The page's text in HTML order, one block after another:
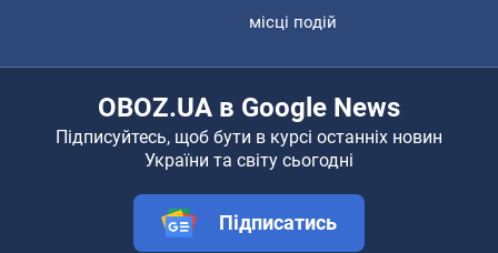
місці подій
OBOZ.UA в Google News
Підписуйтесь, щоб бути в курсі останніх новин
України та світу сьогодні
Підписатись